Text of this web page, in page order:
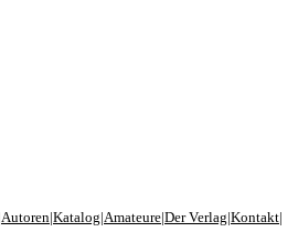
Autoren Katalog Amateure Der Verlag Kontakt